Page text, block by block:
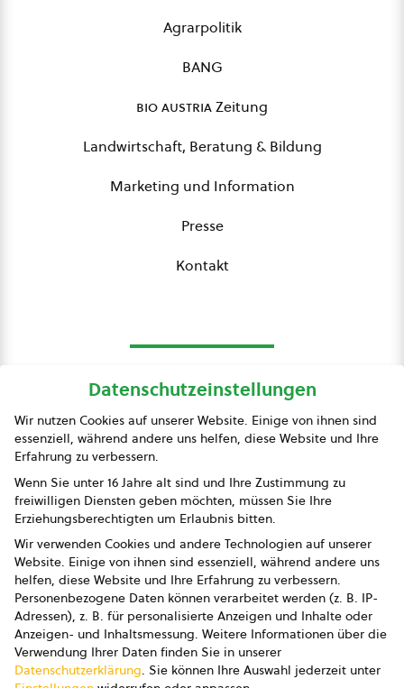
Agrarpolitik
BANG
bio austriaZeitung
Landwirtschaft, Beratung & Bildung
Marketing und Information
Presse
Kontakt
Presse
Impressum
Datenschutz
AGB
AGB Marketing GmbH
AGB Bildung
Newsletter
Datenschutzeinstellungen
Wir nutzen Cookies auf unserer Website. Einige von ihnen sind
essenziell, während andere uns helfen, diese Website und Ihre
Erfahrung zu verbessern.
Wenn Sie unter 16 Jahre alt sind und Ihre Zustimmung zu
freiwilligen Diensten geben möchten, müssen Sie Ihre
Erziehungsberechtigten um Erlaubnis bitten.
Wir verwenden Cookies und andere Technologien auf unserer
Website. Einige von ihnen sind essenziell, während andere uns
helfen, diese Website und Ihre Erfahrung zu verbessern.
Personenbezogene Daten können verarbeitet werden (z. B. IP-
Adressen), z. B. für personalisierte Anzeigen und Inhalte oder
Anzeigen- und Inhaltsmessung. Weitere Informationen über die
Verwendung Ihrer Daten finden Sie in unserer
Datenschutzerklärung. Sie können Ihre Auswahl jederzeit unter